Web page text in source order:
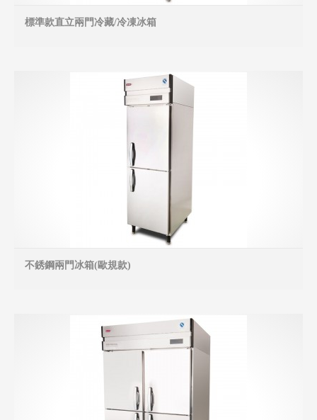
標準款直立兩門冷藏/冷凍冰箱
不銹鋼兩門冰箱(歐規款)